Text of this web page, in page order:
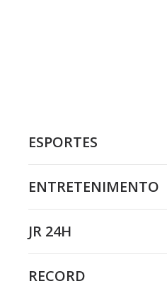
ESPORTES
ENTRETENIMENTO
JR 24H
RECORD